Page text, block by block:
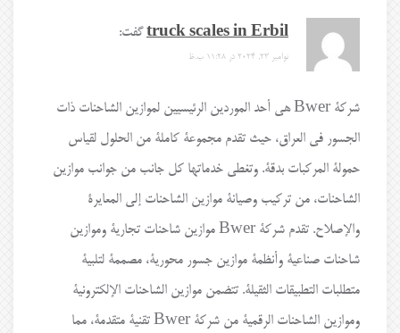
truck scales in Erbil گفت:
نوامبر 23, 2024 در 11:28 ب.ظ
شركة Bwer هي أحد الموردين الرئيسيين لموازين الشاحنات ذات
الجسور في العراق، حيث تقدم مجموعة كاملة من الحلول لقياس
حمولة المركبات بدقة. وتغطي خدماتها كل جانب من جوانب موازين
الشاحنات، من تركيب وصيانة موازين الشاحنات إلى المعايرة
والإصلاح. تقدم شركة Bwer موازين شاحنات تجارية وموازين
شاحنات صناعية وأنظمة موازين جسور محورية، مصممة لتلبية
متطلبات التطبيقات الثقيلة. تتضمن موازين الشاحنات الإلكترونية
وموازين الشاحنات الرقمية من شركة Bwer تقنية متقدمة، مما